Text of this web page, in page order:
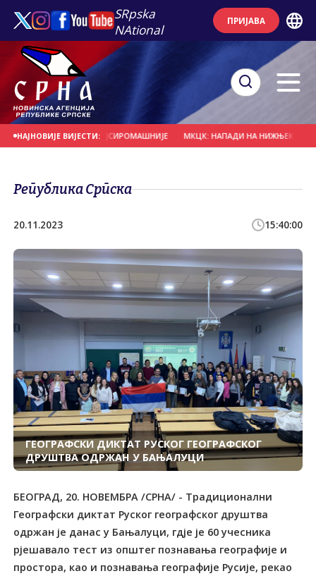
SRpska
NAtional
ПРИЈАВА
НАЈНОВИЈЕ ВИЈЕСТИ:
ПОГАЂА НАЈСИРОМАШНИЈЕ МКЦК: НАПАДИ НА НИЖЊЕКАМСК И
Република Српска
20.11.2023 15:40:00
ГЕОГРАФСКИ ДИКТАТ РУСКОГ ГЕОГРАФСКОГ
ДРУШТВА ОДРЖАН У БАЊАЛУЦИ
БЕОГРАД, 20. НОВЕМБРА /СРНА/ - Традиционални
Географски диктат Руског географског друштва
одржан је данас у Бањалуци, гдје је 60 учесника
рјешавало тест из општег познавања географије и
простора, као и познавања географије Русије, рекао